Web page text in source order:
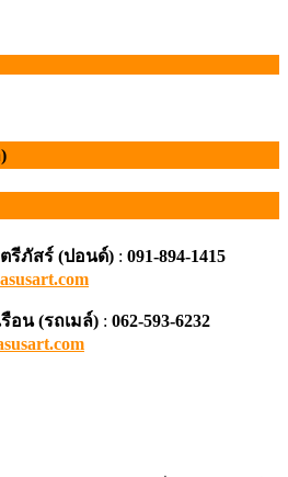
รีภัสร์ (ปอนด์) : 091-894-1415
อน (รถเมล์) : 062-593-6232